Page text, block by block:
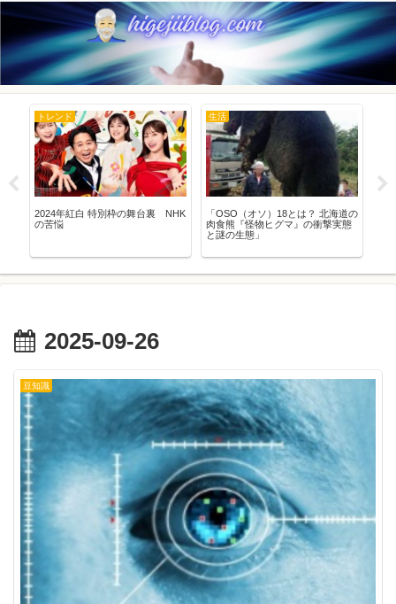
トレンド
2024年紅白 特別枠の舞台裏 NHK
の苦悩
生活
「OSO（オソ）18とは？ 北海道の
肉食熊『怪物ヒグマ』の衝撃実態
と謎の生態」
2025-09-26
豆知識